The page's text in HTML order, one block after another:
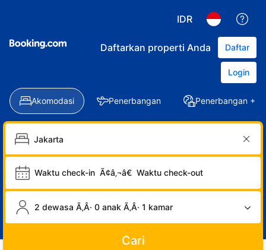
IDR
Daftarkan properti Anda Daftar
Login
Akomodasi Penerbangan Penerbangan +
Waktu check-in Ã¢â‚¬â€ Waktu check-out
2 dewasa Ã‚Â· 0 anak Ã‚Â· 1 kamar
Cari